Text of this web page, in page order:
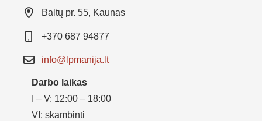
Baltų pr. 55, Kaunas
+370 687 94877
info@lpmanija.lt
Darbo laikas
I – V: 12:00 – 18:00
VI: skambinti